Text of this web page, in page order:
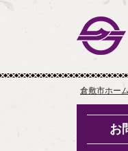
倉敷市ホーム
お